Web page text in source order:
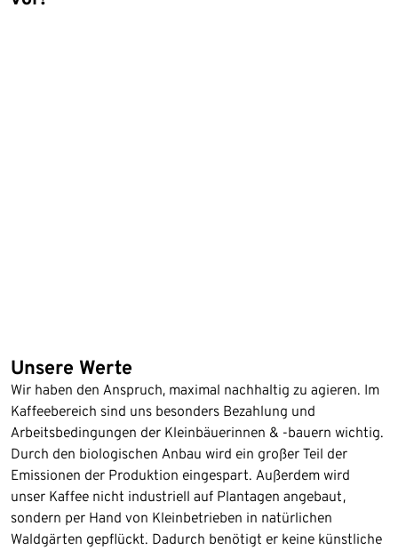
Unsere Werte
Wir haben den Anspruch, maximal nachhaltig zu agieren. Im
Kaffeebereich sind uns besonders Bezahlung und
Arbeitsbedingungen der Kleinbäuerinnen & -bauern wichtig.
Durch den biologischen Anbau wird ein großer Teil der
Emissionen der Produktion eingespart. Außerdem wird
unser Kaffee nicht industriell auf Plantagen angebaut,
sondern per Hand von Kleinbetrieben in natürlichen
Waldgärten gepflückt. Dadurch benötigt er keine künstliche